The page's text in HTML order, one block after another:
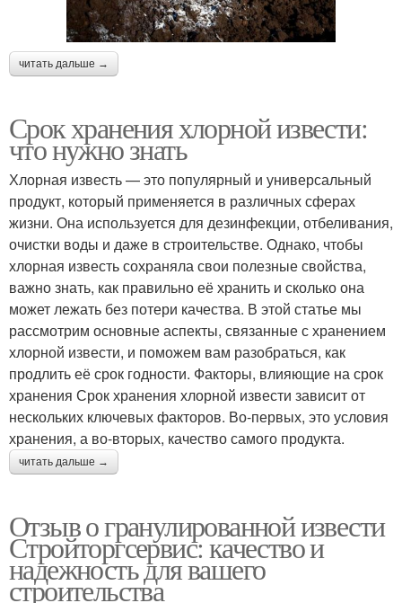
читать дальше →
Срок хранения хлорной извести:
что нужно знать
Хлорная известь — это популярный и универсальный
продукт, который применяется в различных сферах
жизни. Она используется для дезинфекции, отбеливания,
очистки воды и даже в строительстве. Однако, чтобы
хлорная известь сохраняла свои полезные свойства,
важно знать, как правильно её хранить и сколько она
может лежать без потери качества. В этой статье мы
рассмотрим основные аспекты, связанные с хранением
хлорной извести, и поможем вам разобраться, как
продлить её срок годности. Факторы, влияющие на срок
хранения Срок хранения хлорной извести зависит от
нескольких ключевых факторов. Во-первых, это условия
хранения, а во-вторых, качество самого продукта.
читать дальше →
Отзыв о гранулированной извести
Стройторгсервис: качество и
надежность для вашего
строительства